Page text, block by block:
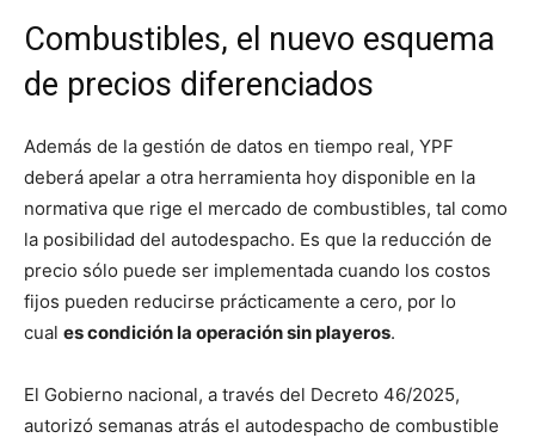
Combustibles, el nuevo esquema
de precios diferenciados
Además de la gestión de datos en tiempo real, YPF
deberá apelar a otra herramienta hoy disponible en la
normativa que rige el mercado de combustibles, tal como
la posibilidad del autodespacho. Es que la reducción de
precio sólo puede ser implementada cuando los costos
fijos pueden reducirse prácticamente a cero, por lo
cual es condición la operación sin playeros.
El Gobierno nacional, a través del Decreto 46/2025,
autorizó semanas atrás el autodespacho de combustible